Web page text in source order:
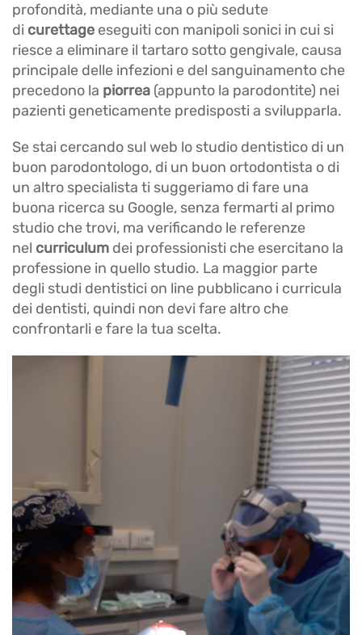
profondità, mediante una o più sedute
di curettage eseguiti con manipoli sonici in cui si
riesce a eliminare il tartaro sotto gengivale, causa
principale delle infezioni e del sanguinamento che
precedono la piorrea (appunto la parodontite) nei
pazienti geneticamente predisposti a svilupparla.
Se stai cercando sul web lo studio dentistico di un
buon parodontologo, di un buon ortodontista o di
un altro specialista ti suggeriamo di fare una
buona ricerca su Google, senza fermarti al primo
studio che trovi, ma verificando le referenze
nel curriculum dei professionisti che esercitano la
professione in quello studio. La maggior parte
degli studi dentistici on line pubblicano i curricula
dei dentisti, quindi non devi fare altro che
confrontarli e fare la tua scelta.